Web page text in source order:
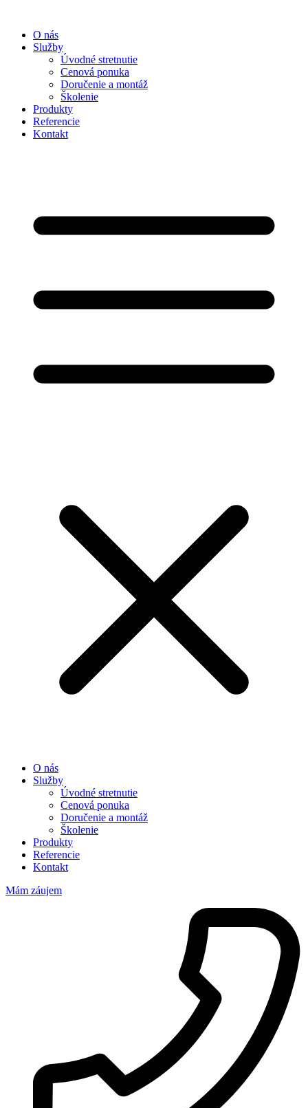
obsah
O nás
Služby
Úvodné stretnutie
Cenová ponuka
Doručenie a montáž
Školenie
Produkty
Referencie
Kontakt
O nás
Služby
Úvodné stretnutie
Cenová ponuka
Doručenie a montáž
Školenie
Produkty
Referencie
Kontakt
Mám záujem